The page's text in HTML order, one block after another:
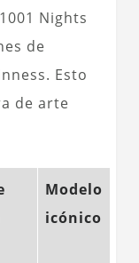
Nights
de
Esto
de arte
Modelo
icónico